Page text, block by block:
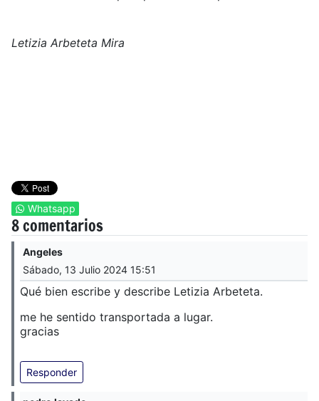
Letizia Arbeteta Mira
Whatsapp
8 comentarios
Angeles
Sábado, 13 Julio 2024 15:51
Qué bien escribe y describe Letizia Arbeteta.
me he sentido transportada a lugar.
gracias
Responder